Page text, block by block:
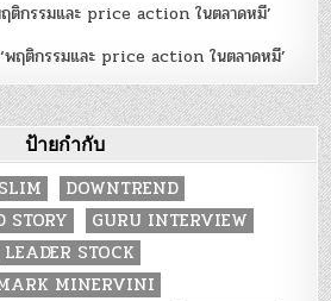
ติกรรมและ price action ในตลาดหมี’
พฤติกรรมและ price action ในตลาดหมี’
ป้ายกำกับ
DOWNTREND
STORY
GURU INTERVIEW
LEADER STOCK
MINERVINI